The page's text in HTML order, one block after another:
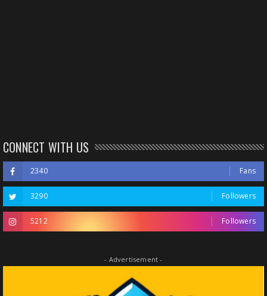
CONNECT WITH US
2340 Fans
3290 Followers
5212 Followers
- Advertisement -